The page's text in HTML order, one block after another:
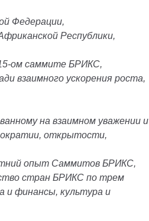
Федерации,
Республики,
ом саммите БРИКС,
взаимного ускорения роста,
на взаимном уважении и
открытости,
опыт Саммитов БРИКС,
стран БРИКС по трем
и финансы, культура и